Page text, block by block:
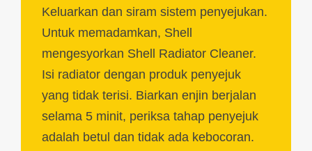
Keluarkan dan siram sistem penyejukan.
Untuk memadamkan, Shell
mengesyorkan Shell Radiator Cleaner.
Isi radiator dengan produk penyejuk
yang tidak terisi. Biarkan enjin berjalan
selama 5 minit, periksa tahap penyejuk
adalah betul dan tidak ada kebocoran.